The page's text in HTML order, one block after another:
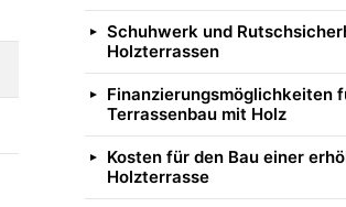
Schuhwerk und
Holzterrassen
Finanzierungsmöglichkeiten
Terrassenbau mit Holz
Kosten für den Bau einer
Holzterrasse